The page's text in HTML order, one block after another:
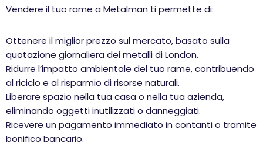
Vendere il tuo rame a Metalman ti permette di:
Ottenere il miglior prezzo sul mercato, basato sulla
quotazione giornaliera dei metalli di London.
Ridurre l’impatto ambientale del tuo rame, contribuendo
al riciclo e al risparmio di risorse naturali.
Liberare spazio nella tua casa o nella tua azienda,
eliminando oggetti inutilizzati o danneggiati.
Ricevere un pagamento immediato in contanti o tramite
bonifico bancario.